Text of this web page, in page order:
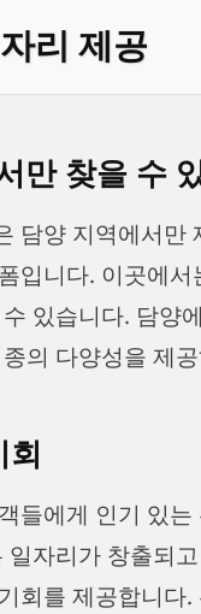
리 제공
만 찾을 수
담양 지역에서
입니다. 이곳에
있습니다. 담양
의 다양성을 제
들에게 인기 있
일자리가 창출되
회를 제공합니